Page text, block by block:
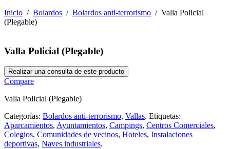
Inicio / Bolardos / Bolardos anti-terrorismo / Valla Policial
(Plegable)
Valla Policial (Plegable)
Compare
Valla Policial (Plegable)
Categorías: Bolardos anti-terrorismo, Vallas. Etiquetas:
Aparcamientos, Ayuntamientos, Campings, Centros Comerciales,
Colegios, Comunidades de vecinos, Hoteles, Instalaciones
deportivas, Naves industriales.